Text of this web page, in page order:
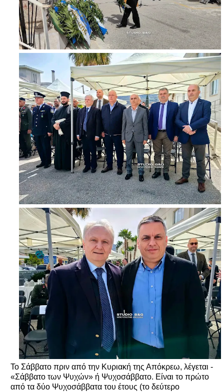
Το Σάββατο πριν από την Κυριακή της Απόκρεω, λέγεται -
«Σάββατο των Ψυχών» ή Ψυχοσάββατο. Είναι το πρώτο
από τα δύο Ψυχοσάββατα του έτους (το δεύτερο